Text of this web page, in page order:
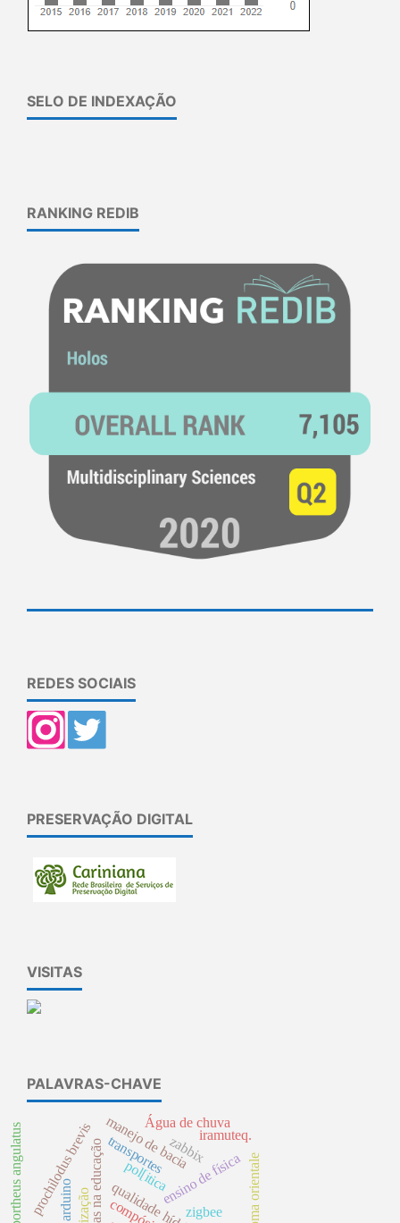
SELO DE INDEXAÇÃO
RANKING REDIB
REDES SOCIAIS
PRESERVAÇÃO DIGITAL
VISITAS
PALAVRAS-CHAVE
ensino de física
qualidade hídrica
manejo de bacia
zigbee
zabbix
pol[itica
Água de chuva
prochilodus brevis
triportheus angulatus transportes iramuteq.
arduino